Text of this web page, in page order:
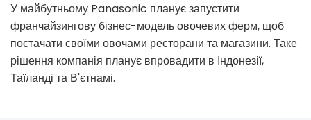
У майбутньому Panasonic планує запустити
франчайзингову бізнес-модель овочевих ферм, щоб
постачати своїми овочами ресторани та магазини. Таке
рішення компанія планує впровадити в Індонезії,
Таїланді та В'єтнамі.